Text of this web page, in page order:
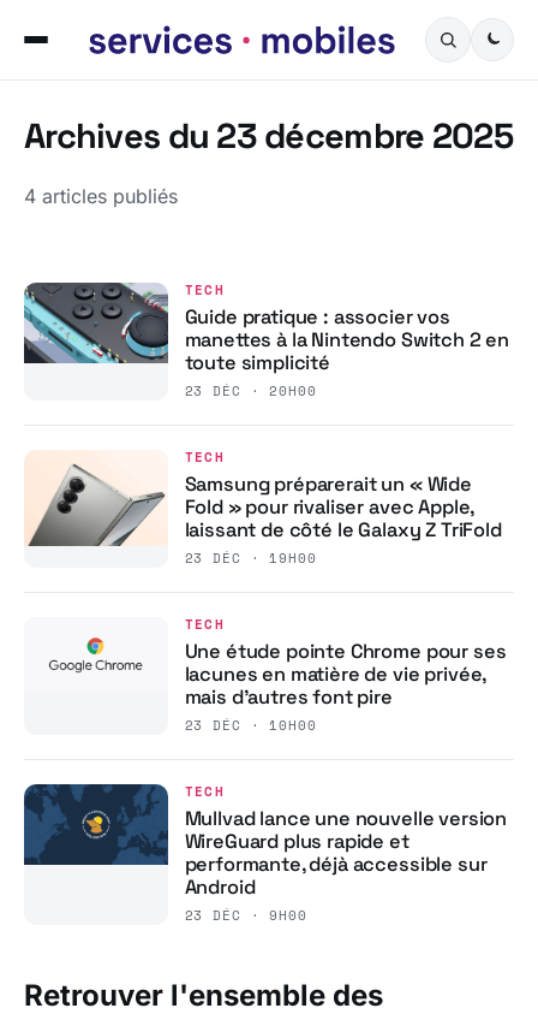
Archives du 23 décembre 2025
4 articles publiés
TECH
Guide pratique : associer vos
manettes à la Nintendo Switch 2 en
toute simplicité
23 DÉC · 20H00
TECH
Samsung préparerait un « Wide
Fold » pour rivaliser avec Apple,
laissant de côté le Galaxy Z TriFold
23 DÉC · 19H00
TECH
Une étude pointe Chrome pour ses
lacunes en matière de vie privée,
mais d’autres font pire
23 DÉC · 10H00
TECH
Mullvad lance une nouvelle version
WireGuard plus rapide et
performante, déjà accessible sur
Android
23 DÉC · 9H00
Retrouver l'ensemble des